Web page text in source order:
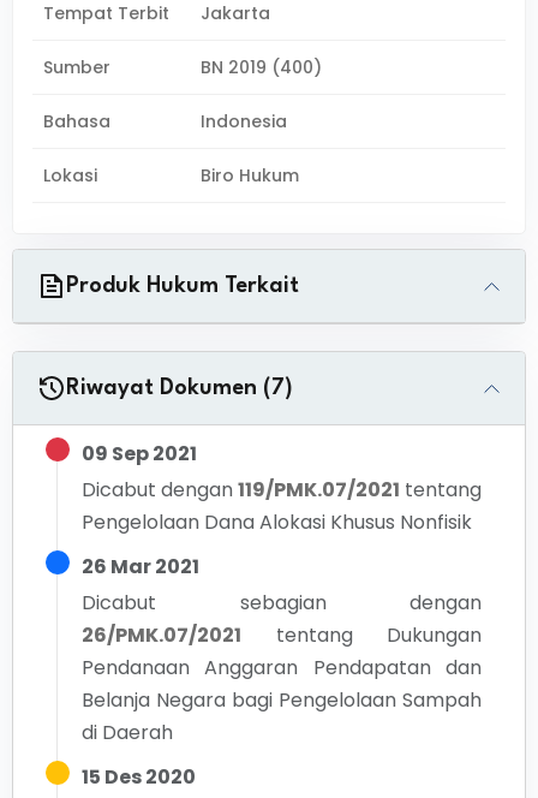
Tempat Terbit Jakarta
Sumber BN 2019 (400)
Bahasa Indonesia
Lokasi Biro Hukum
Produk Hukum Terkait
Riwayat Dokumen (7)
09 Sep 2021
Dicabut dengan119/PMK.07/2021 tentang
Pengelolaan Dana Alokasi Khusus Nonfisik
26 Mar 2021
Dicabut sebagian dengan
26/PMK.07/2021
tentang Dukungan
Pendanaan Anggaran Pendapatan dan
Belanja Negara bagi Pengelolaan Sampah
di Daerah
15 Des 2020